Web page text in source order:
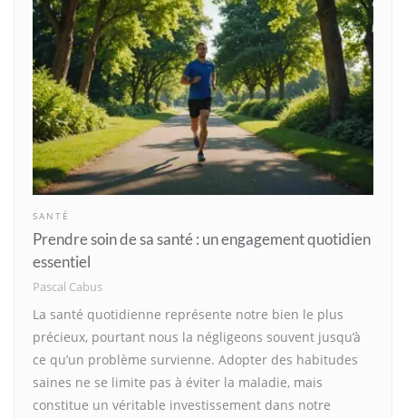
SANTÉ
Prendre soin de sa santé : un engagement quotidien
essentiel
Pascal Cabus
La santé quotidienne représente notre bien le plus
précieux, pourtant nous la négligeons souvent jusqu’à
ce qu’un problème survienne. Adopter des habitudes
saines ne se limite pas à éviter la maladie, mais
constitue un véritable investissement dans notre